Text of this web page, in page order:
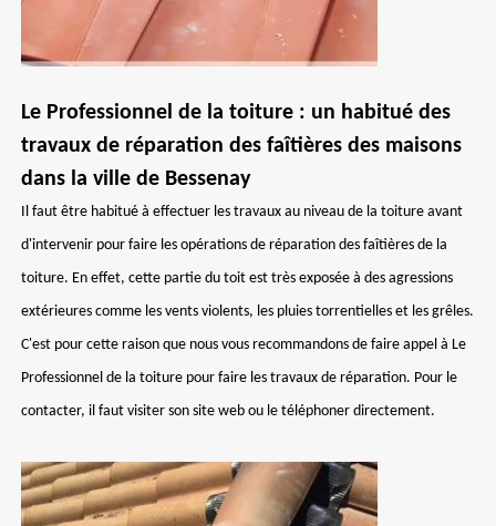
Le Professionnel de la toiture : un habitué des
travaux de réparation des faîtières des maisons
dans la ville de Bessenay
Il faut être habitué à effectuer les travaux au niveau de la toiture avant
d'intervenir pour faire les opérations de réparation des faîtières de la
toiture. En effet, cette partie du toit est très exposée à des agressions
extérieures comme les vents violents, les pluies torrentielles et les grêles.
C'est pour cette raison que nous vous recommandons de faire appel à Le
Professionnel de la toiture pour faire les travaux de réparation. Pour le
contacter, il faut visiter son site web ou le téléphoner directement.